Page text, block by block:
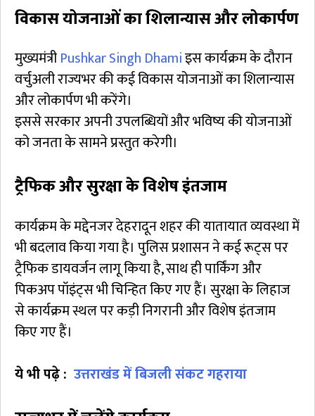
विकास योजनाओं का शिलान्यास और लोकार्पण
मुख्यमंत्रीPushkar Singh Dhamiइस कार्यक्रम के दौरान
वर्चुअली राज्यभर की कई विकास योजनाओं का शिलान्यास
और लोकार्पण भी करेंगे।
इससे सरकार अपनी उपलब्धियों और भविष्य की योजनाओं
को जनता के सामने प्रस्तुत करेगी।
ट्रैफिक और सुरक्षा के विशेष इंतजाम
कार्यक्रम के मद्देनजर देहरादून शहर की यातायात व्यवस्था में
भी बदलाव किया गया है। पुलिस प्रशासन ने कई रूट्स पर
ट्रैफिक डायवर्जन लागू किया है, साथ ही पार्किंग और
पिकअप पॉइंट्स भी चिन्हित किए गए हैं। सुरक्षा के लिहाज
से कार्यक्रम स्थल पर कड़ी निगरानी और विशेष इंतजाम
किए गए हैं।
ये भी पढ़े : उत्तराखंड में बिजली संकट गहराया